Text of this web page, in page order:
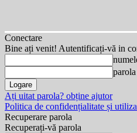
Conectare
Bine ați venit! Autentificați-vă in
Ați uitat parola? obține ajutor
Politica de confidențialitate și
Recuperare parola
Recuperați-vă parola